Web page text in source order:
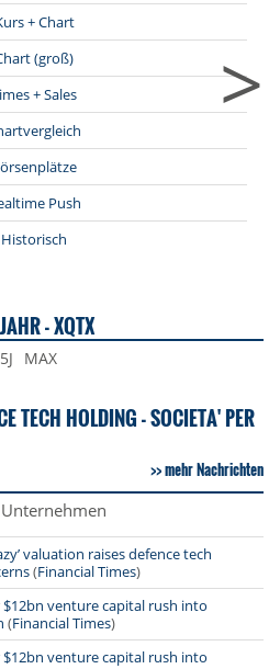
+ Chart
(groß)
+ Sales
Push
Historisch
>
- XQTX
5J MAX
TECH HOLDING - SOCIETA' PER
mehr Nachrichten
valuation raises defence tech
(Financial Times)
$12bn venture capital rush into
(Financial Times)
$12bn venture capital rush into